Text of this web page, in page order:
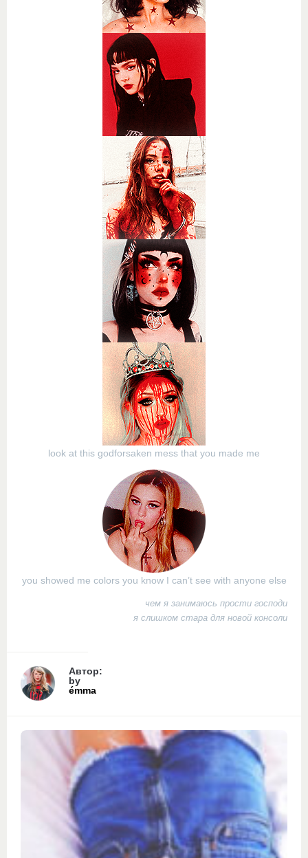
look at this godforsaken mess that you made me
you showed me colors you know I can’t see with anyone else
чем я занимаюсь прости господи
я слишком стара для новой консоли
Автор:
by
émma